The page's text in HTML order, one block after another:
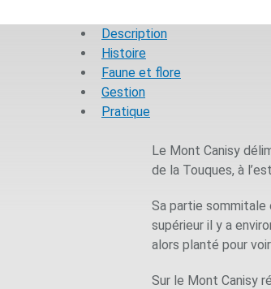
Description
Histoire
Faune et flore
Gestion
Pratique
Le Mont Canisy
de la Touques, à
Sa partie sommitale
supérieur il y a
alors planté pour
Sur le Mont Canisy